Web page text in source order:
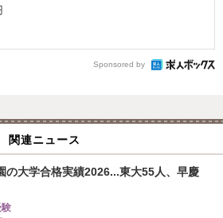
Sponsored by
関連ニュース
の大学合格実績2026...東大55人、早慶